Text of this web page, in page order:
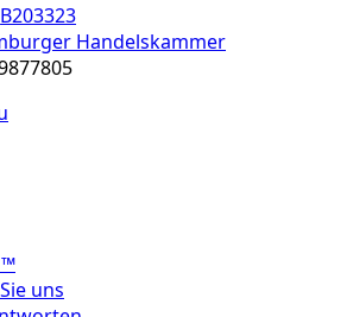
B203323
Handelskammer
uns